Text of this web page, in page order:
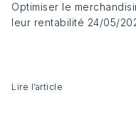
Optimiser le
leur rentabilité 24/05/
Lire l’article